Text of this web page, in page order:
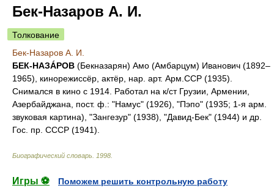
Бек-Назаров А. И.
Толкование
Бек-Назаров А. И.
БЕК-НАЗÁРОВ (Бекназарян) Амо (Амбарцум) Иванович (1892–
1965), кинорежиссёр, актёр, нар. арт. Арм.ССР (1935).
Снимался в кино с 1914. Работал на к/ст Грузии, Армении,
Азербайджана, пост. ф.: "Намус" (1926), "Пэпо" (1935; 1-я арм.
звуковая картина), "Зангезур" (1938), "Давид-Бек" (1944) и др.
Гос. пр. СССР (1941).
Биографический словарь 1998
Игры ⚽
Поможем решить контрольную работу